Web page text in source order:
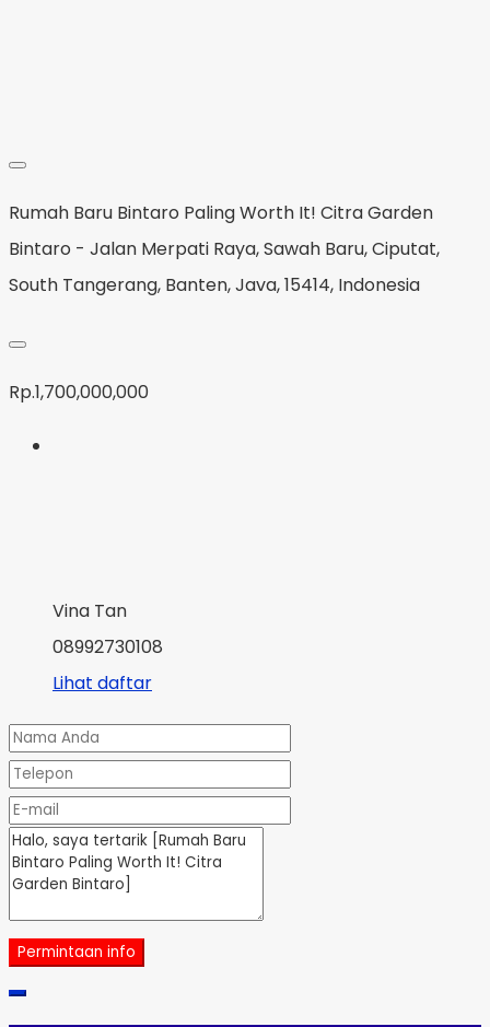
Rumah Baru Bintaro Paling Worth It! Citra Garden
Bintaro - Jalan Merpati Raya, Sawah Baru, Ciputat,
South Tangerang, Banten, Java, 15414, Indonesia
Rp.1,700,000,000
Vina Tan
08992730108
Lihat daftar
Permintaan info